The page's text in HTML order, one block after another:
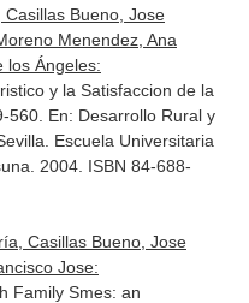
Bueno, Jose
Menendez, Ana
los Ángeles:
y la Satisfaccion de la
560. En: Desarrollo Rural y
Escuela Universitaria
2004. ISBN 84-688-
Casillas Bueno, Jose
Jose:
Family Smes: an